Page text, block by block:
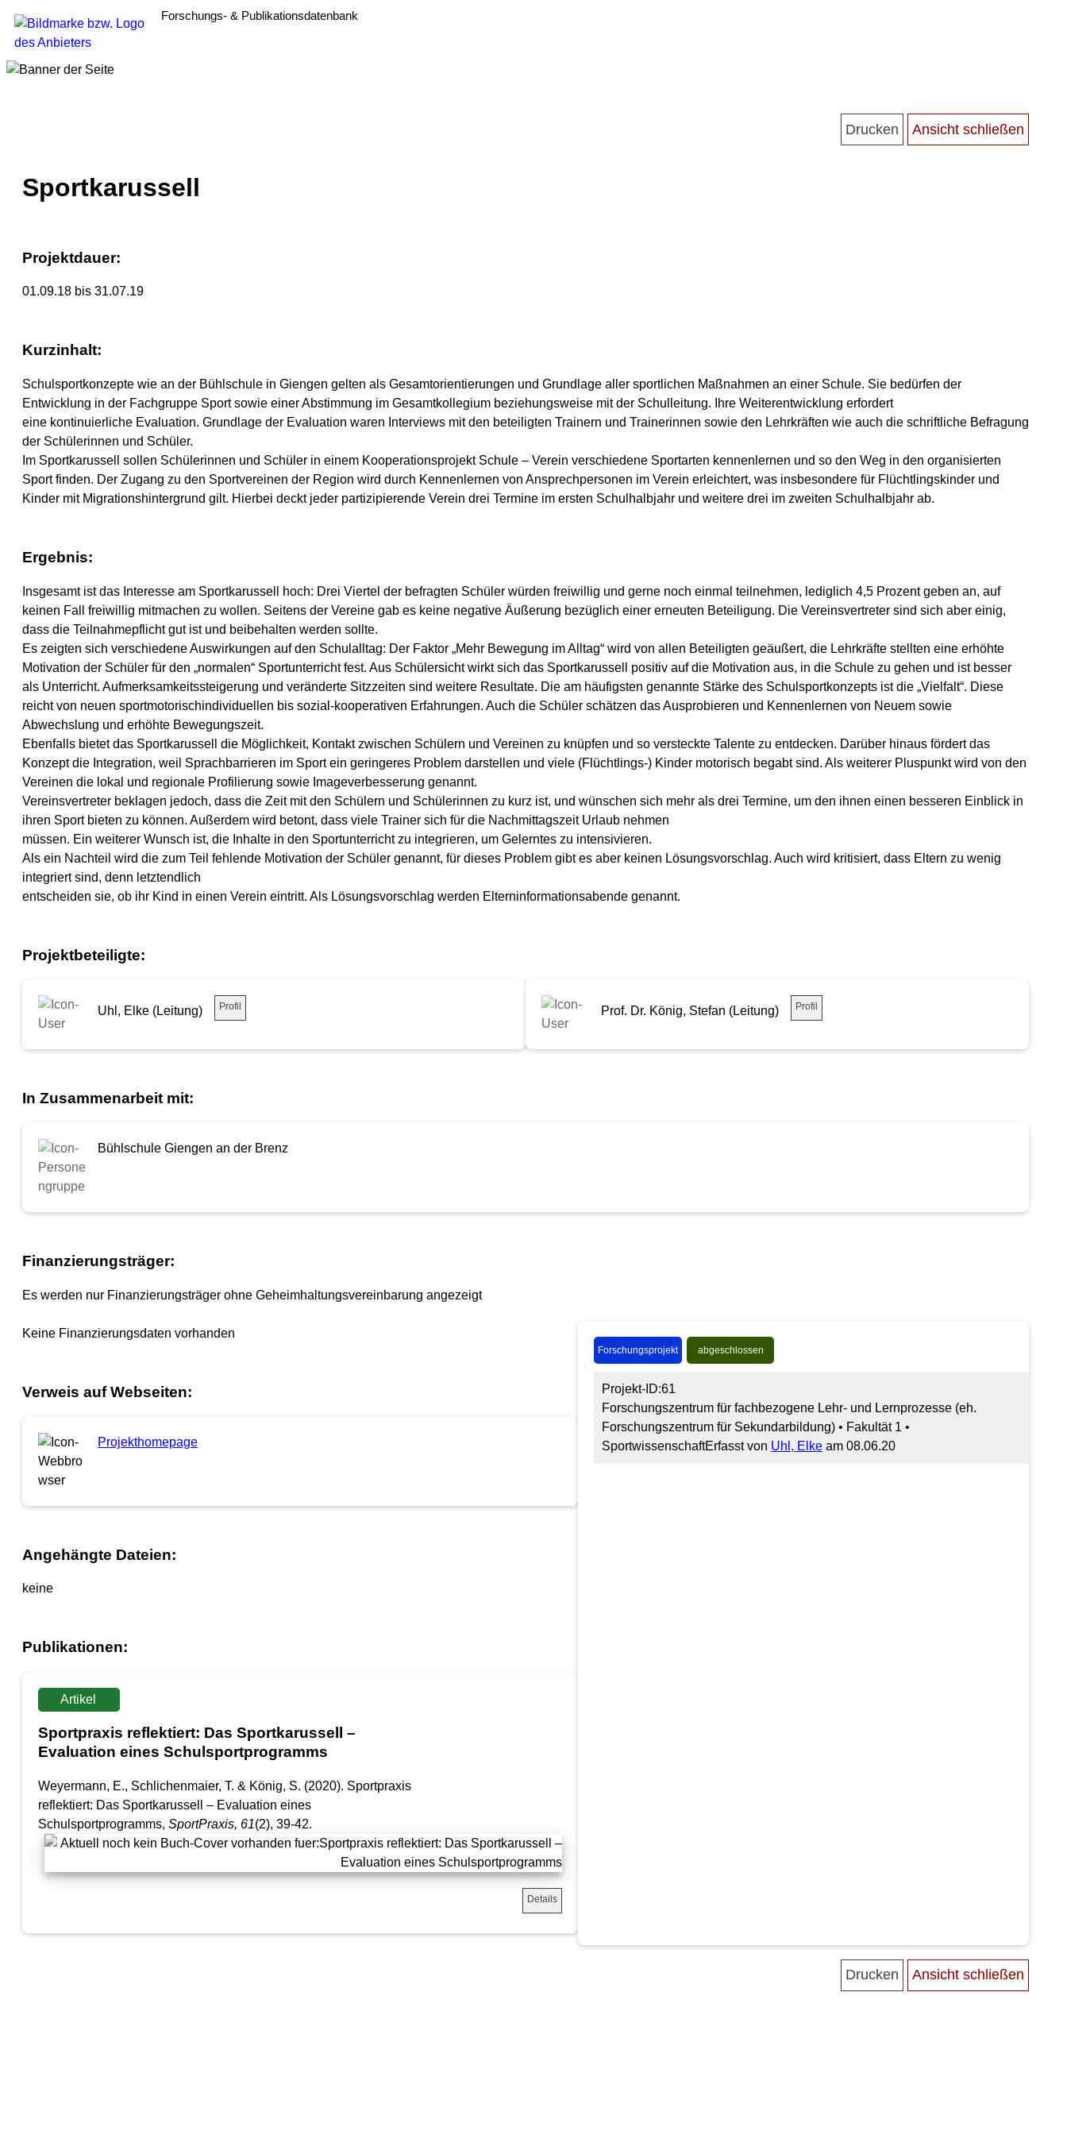
Forschungs- & Publikationsdatenbank
Sportkarussell
Projektdauer:
01.09.18 bis 31.07.19
Kurzinhalt:
Schulsportkonzepte wie an der Bühlschule in Giengen gelten als Gesamtorientierungen und Grundlage aller sportlichen Maßnahmen an einer Schule. Sie bedürfen der
Entwicklung in der Fachgruppe Sport sowie einer Abstimmung im Gesamtkollegium beziehungsweise mit der Schulleitung. Ihre Weiterentwicklung erfordert
eine kontinuierliche Evaluation. Grundlage der Evaluation waren Interviews mit den beteiligten Trainern und Trainerinnen sowie den Lehrkräften wie auch die schriftliche Befragung
der Schülerinnen und Schüler.
Im Sportkarussell sollen Schülerinnen und Schüler in einem Kooperationsprojekt Schule – Verein verschiedene Sportarten kennenlernen und so den Weg in den organisierten
Sport finden. Der Zugang zu den Sportvereinen der Region wird durch Kennenlernen von Ansprechpersonen im Verein erleichtert, was insbesondere für Flüchtlingskinder und
Kinder mit Migrationshintergrund gilt. Hierbei deckt jeder partizipierende Verein drei Termine im ersten Schulhalbjahr und weitere drei im zweiten Schulhalbjahr ab.
Ergebnis:
Insgesamt ist das Interesse am Sportkarussell hoch: Drei Viertel der befragten Schüler würden freiwillig und gerne noch einmal teilnehmen, lediglich 4,5 Prozent geben an, auf
keinen Fall freiwillig mitmachen zu wollen. Seitens der Vereine gab es keine negative Äußerung bezüglich einer erneuten Beteiligung. Die Vereinsvertreter sind sich aber einig,
dass die Teilnahmepflicht gut ist und beibehalten werden sollte.
Es zeigten sich verschiedene Auswirkungen auf den Schulalltag: Der Faktor „Mehr Bewegung im Alltag“ wird von allen Beteiligten geäußert, die Lehrkräfte stellten eine erhöhte
Motivation der Schüler für den „normalen“ Sportunterricht fest. Aus Schülersicht wirkt sich das Sportkarussell positiv auf die Motivation aus, in die Schule zu gehen und ist besser
als Unterricht. Aufmerksamkeitssteigerung und veränderte Sitzzeiten sind weitere Resultate. Die am häufigsten genannte Stärke des Schulsportkonzepts ist die „Vielfalt“. Diese
reicht von neuen sportmotorischindividuellen bis sozial-kooperativen Erfahrungen. Auch die Schüler schätzen das Ausprobieren und Kennenlernen von Neuem sowie
Abwechslung und erhöhte Bewegungszeit.
Ebenfalls bietet das Sportkarussell die Möglichkeit, Kontakt zwischen Schülern und Vereinen zu knüpfen und so versteckte Talente zu entdecken. Darüber hinaus fördert das
Konzept die Integration, weil Sprachbarrieren im Sport ein geringeres Problem darstellen und viele (Flüchtlings-) Kinder motorisch begabt sind. Als weiterer Pluspunkt wird von den
Vereinen die lokal und regionale Profilierung sowie Imageverbesserung genannt.
Vereinsvertreter beklagen jedoch, dass die Zeit mit den Schülern und Schülerinnen zu kurz ist, und wünschen sich mehr als drei Termine, um den ihnen einen besseren Einblick in
ihren Sport bieten zu können. Außerdem wird betont, dass viele Trainer sich für die Nachmittagszeit Urlaub nehmen
müssen. Ein weiterer Wunsch ist, die Inhalte in den Sportunterricht zu integrieren, um Gelerntes zu intensivieren.
Als ein Nachteil wird die zum Teil fehlende Motivation der Schüler genannt, für dieses Problem gibt es aber keinen Lösungsvorschlag. Auch wird kritisiert, dass Eltern zu wenig
integriert sind, denn letztendlich
entscheiden sie, ob ihr Kind in einen Verein eintritt. Als Lösungsvorschlag werden Elterninformationsabende genannt.
Projektbeteiligte:
Uhl, Elke (Leitung) Profil Prof. Dr. König, Stefan (Leitung) Profil
In Zusammenarbeit mit:
Bühlschule Giengen an der Brenz
Finanzierungsträger:
Es werden nur Finanzierungsträger ohne Geheimhaltungsvereinbarung angezeigt
Keine Finanzierungsdaten vorhanden
Verweis auf Webseiten:
Projekthomepage
Angehängte Dateien:
keine
Publikationen:
Artikel
Sportpraxis reflektiert: Das Sportkarussell –
Evaluation eines Schulsportprogramms
Weyermann, E., Schlichenmaier, T. & König, S. (2020). Sportpraxis
reflektiert: Das Sportkarussell – Evaluation eines
Schulsportprogramms, SportPraxis, 61(2), 39-42.
Details
Forschungsprojekt abgeschlossen
Projekt-ID:61
Forschungszentrum für fachbezogene Lehr- und Lernprozesse (eh.
Forschungszentrum für Sekundarbildung) • Fakultät 1 •
SportwissenschaftErfasst von Uhl, Elke am 08.06.20